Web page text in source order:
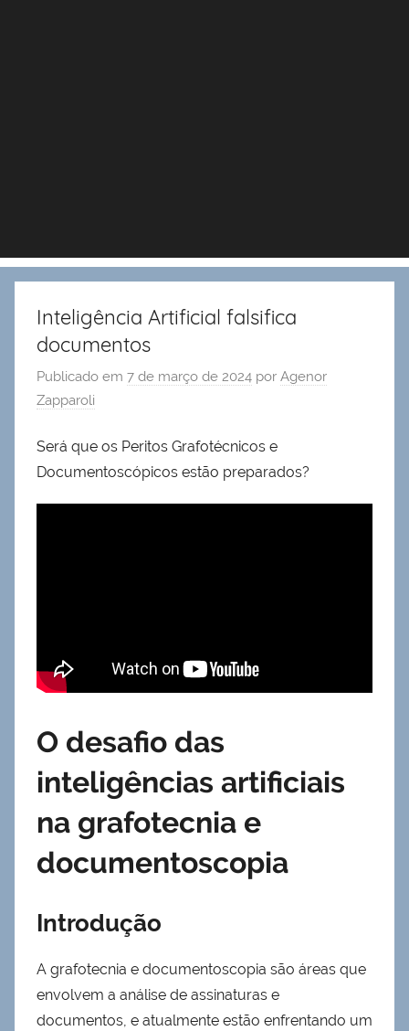
Inteligência Artificial falsifica
documentos
Publicado em 7 de março de 2024 por Agenor
Zapparoli
Será que os Peritos Grafotécnicos e
Documentoscópicos estão preparados?
O desafio das
inteligências artificiais
na grafotecnia e
documentoscopia
Introdução
A grafotecnia e documentoscopia são áreas que
envolvem a análise de assinaturas e
documentos, e atualmente estão enfrentando um